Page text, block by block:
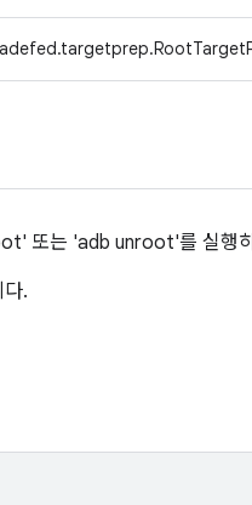
또는 'adb unroot'를 실행하
.